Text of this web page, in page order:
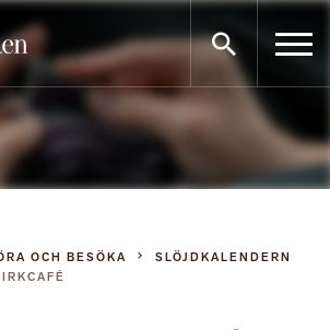
Gå
direkt
till
innehållet
OCH BESÖKA
SLÖJDKALENDERN